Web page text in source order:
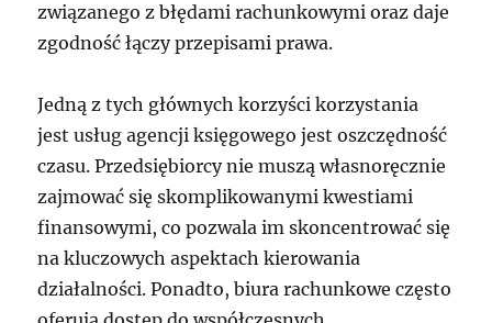
związanego z błędami rachunkowymi oraz daje
zgodność łączy przepisami prawa.
Jedną z tych głównych korzyści korzystania
jest usług agencji księgowego jest oszczędność
czasu. Przedsiębiorcy nie muszą własnoręcznie
zajmować się skomplikowanymi kwestiami
finansowymi, co pozwala im skoncentrować się
na kluczowych aspektach kierowania
działalności. Ponadto, biura rachunkowe często